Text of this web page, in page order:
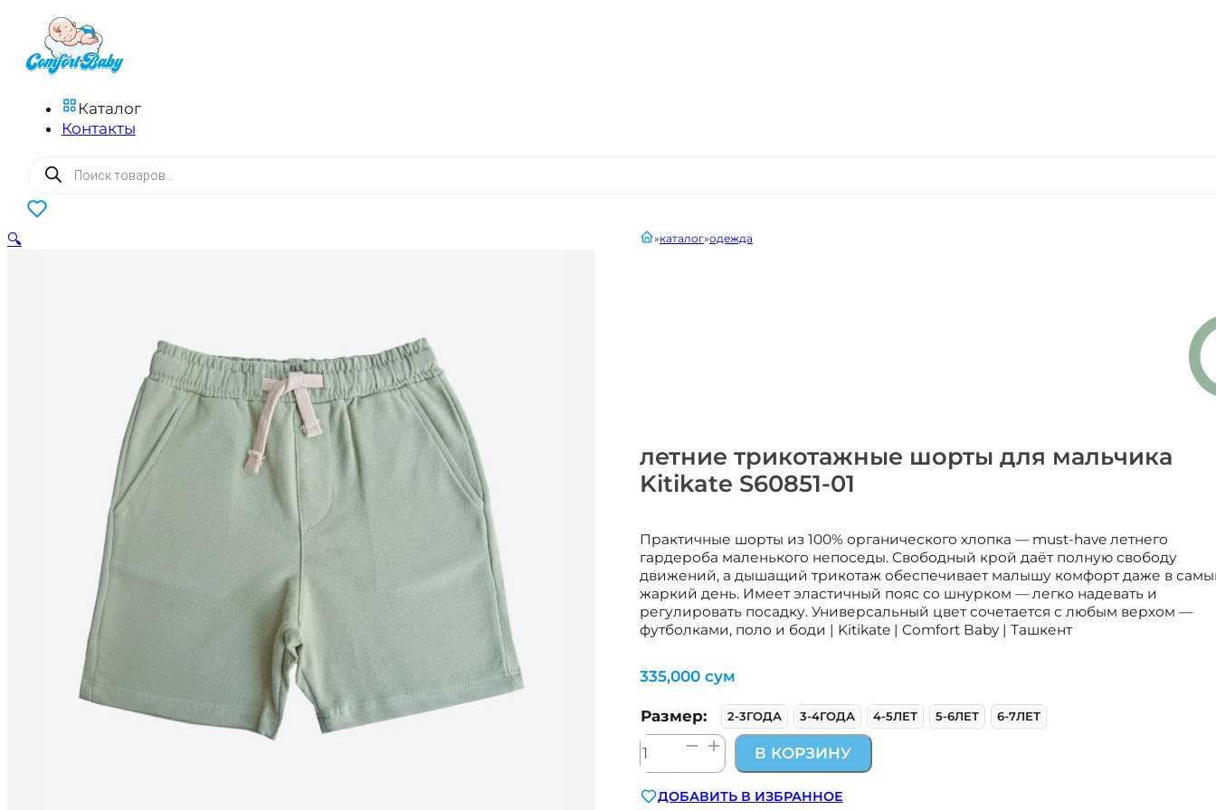
Каталог
Контакты
Поиск
товаров
0
летние трикотажные шорты для мальчика
Kitikate S60851-01
Практичные шорты из 100% органического хлопка — must-have летнего
гардероба маленького непоседы. Свободный крой даёт полную свободу
движений, а дышащий трикотаж обеспечивает малышу комфорт даже в
жаркий день. Имеет эластичный пояс со шнурком — легко надевать и
регулировать посадку. Универсальный цвет сочетается с любым верхом —
футболками, поло и боди | Kitikate | Comfort Baby | Ташкент
главнаякаталог одежда
335,000 сум
Размер: 2-3ГОДА 3-4ГОДА 4-5ЛЕТ 5-6ЛЕТ 6-7ЛЕТ
Количество
товара
трикотажные
В КОРЗИНУ
ДОБАВИТЬ В ИЗБРАННОЕ
🔍